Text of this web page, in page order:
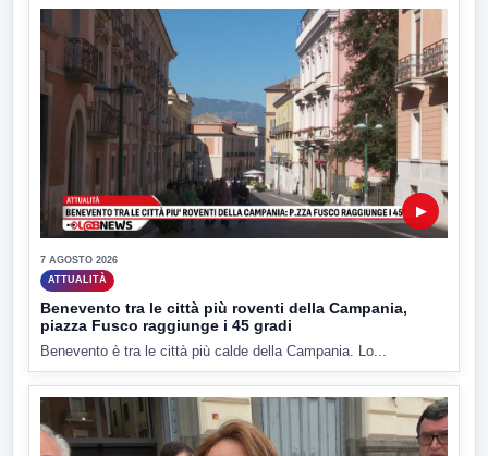
▶
7 AGOSTO 2026
ATTUALITÀ
Benevento tra le città più roventi della Campania,
piazza Fusco raggiunge i 45 gradi
Benevento è tra le città più calde della Campania. Lo...